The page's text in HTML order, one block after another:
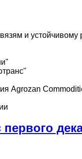
и
Agrozan